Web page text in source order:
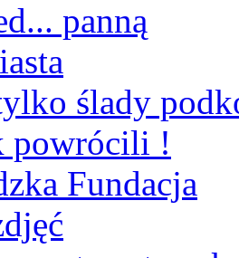
panną
ślady
powrócili !
Fundacja